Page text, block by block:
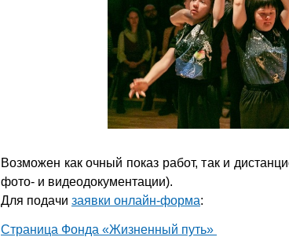
Возможен как очный показ работ, так и
фото- и видеодокументации).
Для подачи заявки онлайн-форма:
Страница Фонда «Жизненный путь»